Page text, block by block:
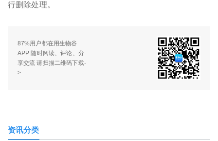
行删除处理。
87%用户都在用生物谷
APP 随时阅读、评论、分
享交流 请扫描二维码下载-
>
资讯分类